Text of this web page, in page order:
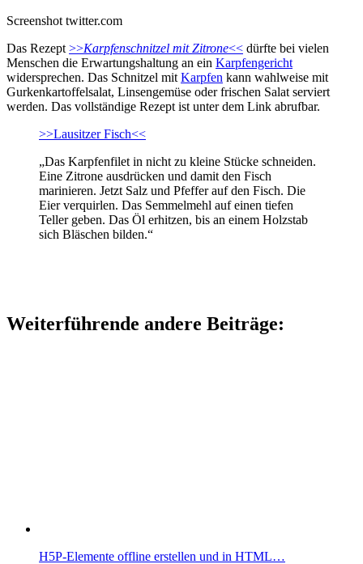
Screenshot twitter.com
Das Rezept >>Karpfenschnitzel mit Zitrone<< dürfte bei vielen
Menschen die Erwartungshaltung an ein Karpfengericht
widersprechen. Das Schnitzel mit Karpfen kann wahlweise mit
Gurkenkartoffelsalat, Linsengemüse oder frischen Salat serviert
werden. Das vollständige Rezept ist unter dem Link abrufbar.
>>Lausitzer Fisch<<
„Das Karpfenfilet in nicht zu kleine Stücke schneiden.
Eine Zitrone ausdrücken und damit den Fisch
marinieren. Jetzt Salz und Pfeffer auf den Fisch. Die
Eier verquirlen. Das Semmelmehl auf einen tiefen
Teller geben. Das Öl erhitzen, bis an einem Holzstab
sich Bläschen bilden.“
Weiterführende andere Beiträge:
H5P-Elemente offline erstellen und in HTML…